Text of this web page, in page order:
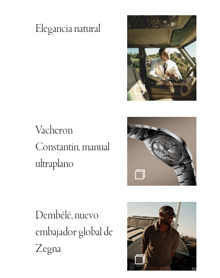
Elegancia natural
Vacheron
Constantin, manual
ultraplano
Dembélé, nuevo
embajador global de
Zegna